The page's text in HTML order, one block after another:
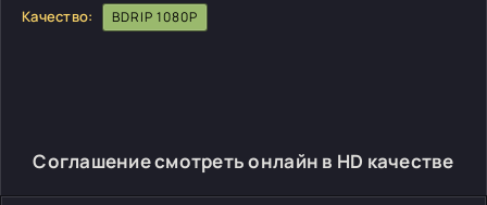
Качество:
BDRIP 1080P
Соглашение смотреть онлайн в HD качестве